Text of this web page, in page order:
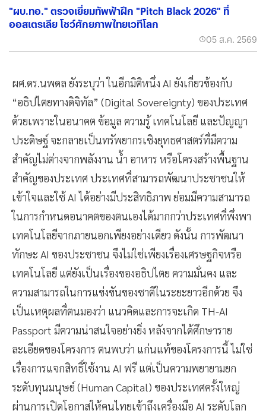
"ผบ.ทอ." ตรวจเยี่ยมทัพฟ้าฝึก "Pitch Black 2026" ที่
ออสเตรเลีย โชว์ศักยภาพไทยเวทีโลก
05 ส.ค. 2569
ผศ.ดร.นพดล ยังระบุว่า ในอีกมิติหนึ่ง AI ยังเกี่ยวข้องกับ
“อธิปไตยทางดิจิทัล” (Digital Sovereignty) ของประเทศ
ด้วยเพราะในอนาคต ข้อมูล ความรู้ เทคโนโลยี และปัญญา
ประดิษฐ์ จะกลายเป็นทรัพยากรเชิงยุทธศาสตร์ที่มีความ
สำคัญไม่ต่างจากพลังงาน น้ำ อาหาร หรือโครงสร้างพื้นฐาน
สำคัญของประเทศ ประเทศที่สามารถพัฒนาประชาชนให้
เข้าใจและใช้ AI ได้อย่างมีประสิทธิภาพ ย่อมมีความสามารถ
ในการกำหนดอนาคตของตนเองได้มากกว่าประเทศที่พึ่งพา
เทคโนโลยีจากภายนอกเพียงอย่างเดียว ดังนั้น การพัฒนา
ทักษะ AI ของประชาชน จึงไม่ใช่เพียงเรื่องเศรษฐกิจหรือ
เทคโนโลยี แต่ยังเป็นเรื่องของอธิปไตย ความมั่นคง และ
ความสามารถในการแข่งขันของชาติในระยะยาวอีกด้วย จึง
เป็นเหตุผลที่ตนมองว่า แนวคิดและการจะเกิด TH-AI
Passport มีความน่าสนใจอย่างยิ่ง หลังจากได้ศึกษาราย
ละเอียดของโครงการ ตนพบว่า แก่นแท้ของโครงการนี้ ไม่ใช่
เรื่องการแจกสิทธิ์ใช้งาน AI ฟรี แต่เป็นความพยายามยก
ระดับทุนมนุษย์ (Human Capital) ของประเทศครั้งใหญ่
ผ่านการเปิดโอกาสให้คนไทยเข้าถึงเครื่องมือ AI ระดับโลก